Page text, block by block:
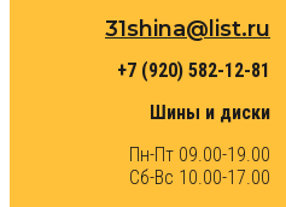
31shina@list.ru
+7 (920) 582-12-81
Шины и диски
Пн-Пт 09.00-19.00
Сб-Вс 10.00-17.00